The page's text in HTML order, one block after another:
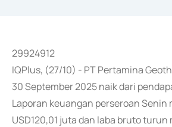
29924912
IQPlus, (27/10) - PT Pertamina
30 September 2025 naik dari
Laporan keuangan perseroan Senin
USD120,01 juta dan laba bruto